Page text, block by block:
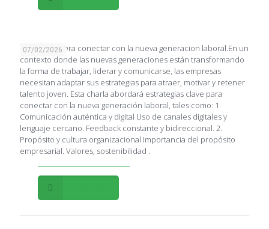
07/02/2026
Estrategias para conectar con la nueva generacion laboral.En un
contexto donde las nuevas generaciones están transformando
la forma de trabajar, liderar y comunicarse, las empresas
necesitan adaptar sus estrategias para atraer, motivar y retener
talento joven. Esta charla abordará estrategias clave para
conectar con la nueva generación laboral, tales como: 1.
Comunicación auténtica y digital Uso de canales digitales y
lenguaje cercano. Feedback constante y bidireccional. 2.
Propósito y cultura organizacional Importancia del propósito
empresarial. Valores, sostenibilidad .